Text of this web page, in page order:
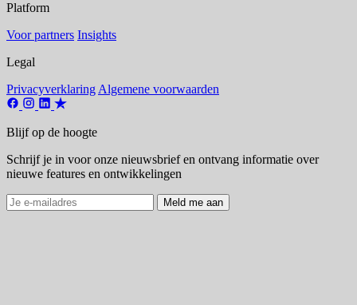
Platform
Voor partners Insights
Legal
Privacyverklaring Algemene voorwaarden
Blijf op de hoogte
Schrijf je in voor onze nieuwsbrief en ontvang informatie over
nieuwe features en ontwikkelingen
Meld me aan